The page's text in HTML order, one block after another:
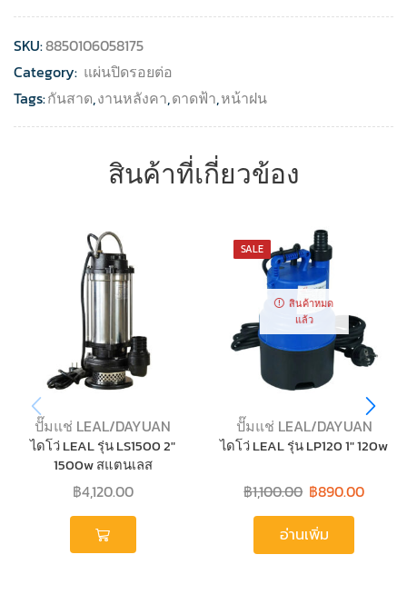
SKU:8850106058175
Category: แผ่นปิดรอยต่อ
Tags:กันสาด,งานหลังคา,ดาดฟ้า,หน้าฝน
สินค้าที่เกี่ยวข้อง
ปั๊มแช่ LEAL/DAYUAN
ไดโว่ LEAL รุ่น LS1500 2″
1500w สแตนเลส
฿4,120.00
SALE
สินค้าหมด
แล้ว
ปั๊มแช่ LEAL/DAYUAN
ไดโว่ LEAL รุ่น LP120 1″ 120w
฿1,100.00 ฿890.00
อ่านเพิ่ม